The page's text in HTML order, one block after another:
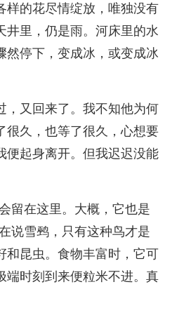
样的花尽情绽放，唯独没有
井里，仍是雨。河床里的水
然停下，变成冰，或变成冰
，又回来了。我不知他为何
很久，也等了很久，心想要
便起身离开。但我迟迟没能
留在这里。大概，它也是
说雪鹀，只有这种鸟才是
和昆虫。食物丰富时，它可
端时刻到来便粒米不进。真